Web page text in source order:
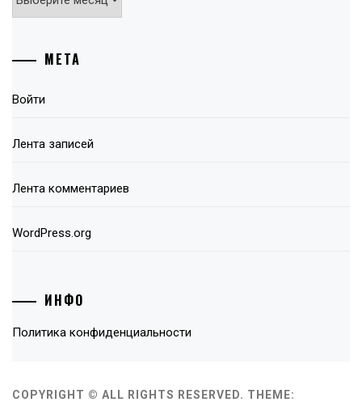
МЕТА
Войти
Лента записей
Лента комментариев
WordPress.org
ИНФО
Политика конфиденциальности
COPYRIGHT © ALL RIGHTS RESERVED. THEME: